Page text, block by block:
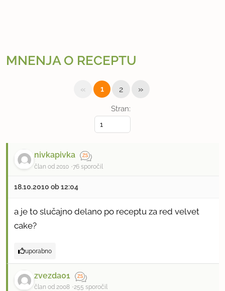
MNENJA O RECEPTU
Stran:
« 1 2 »
nivkapivka
član od 2010 76 sporočil
18.10.2010 ob 12:04
a je to slučajno delano po receptu za red velvet
cake?
uporabno
zvezda01
član od 2008 255 sporočil